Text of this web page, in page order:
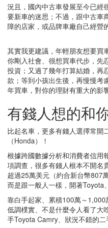
況且，國內中古車發展至今已經
要新車的迷思；不過，跟中古車
障的店家，或品牌車廠自己經營
其實我更建議，年輕朋友想要買
你剛入社會、很想買車代步，先
投資；又過了幾年打算結婚，再
款；等到小孩出生後，再慢慢
年買車，對你的理財有重大的影響
有錢人想的和
比起名車，更多有錢人選擇常開
（Honda）！
根據跨國數據分析和消費者信用
項調查，很多有錢人根本不開名
超過25萬美元（約合新台幣807
而是跟一般人一樣，開著Toyota
靠白手起家、累積100萬～
低調樸實、不是什麼令人看了大
手Toyota Camry、狀況不錯的二